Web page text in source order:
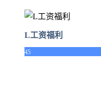
L工资福利
45